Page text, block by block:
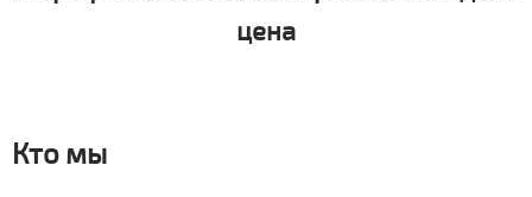
цена
Кто мы